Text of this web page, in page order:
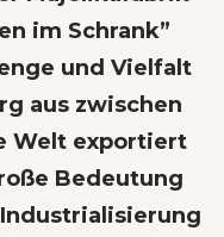
im Schrank”
und Vielfalt
aus zwischen
Welt exportiert
Bedeutung